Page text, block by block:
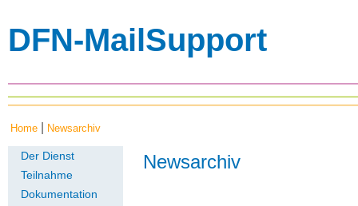
DFN-MailSupport
Home Newsarchiv
Der Dienst
Teilnahme
Dokumentation
Newsarchiv